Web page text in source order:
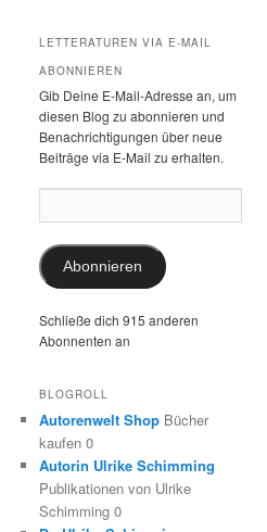
LETTERATUREN VIA E-MAIL
ABONNIEREN
Gib Deine E-Mail-Adresse an, um
diesen Blog zu abonnieren und
Benachrichtigungen über neue
Beiträge via E-Mail zu erhalten.
Mail-
Abonnieren
Schließe dich 915 anderen
Abonnenten an
BLOGROLL
Autorenwelt Shop Bücher
kaufen 0
Autorin Ulrike Schimming
Publikationen von Ulrike
Schimming 0